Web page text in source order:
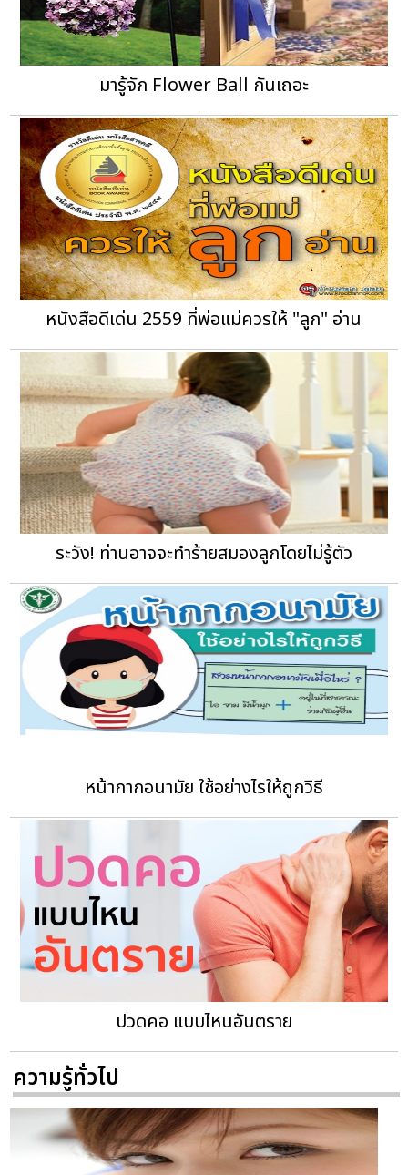
มารู้จัก Flower Ball กันเถอะ
หนังสือดีเด่น 2559 ที่พ่อแม่ควรให้ "ลูก" อ่าน
ระวัง! ท่านอาจจะทำร้ายสมองลูกโดยไม่รู้ตัว
หน้ากากอนามัย ใช้อย่างไรให้ถูกวิธี
ปวดคอ แบบไหนอันตราย
ความรู้ทั่วไป